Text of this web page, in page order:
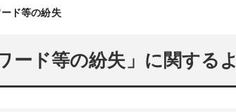
ド等の紛失
ード等の紛失」に関する